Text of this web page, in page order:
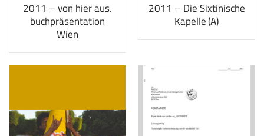
2011 – von hier aus.
buchpräsentation
Wien
2011 – Die Sixtinische
Kapelle (A)